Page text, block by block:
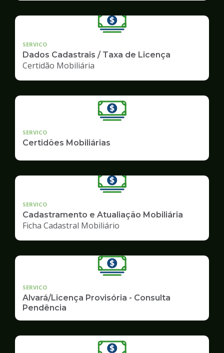
SERVICO
Dados Cadastrais / Taxa de Licença
Certidão Mobiliária
SERVICO
Certidões Mobiliárias
SERVICO
Cadastramento e Atualiação Mobiliária
Ficha Cadastral Mobiliário
SERVICO
Alvará/Licença Provisória - Consulta
Pendência